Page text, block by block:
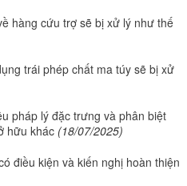
hàng cứu trợ sẽ bị xử lý như thế
trái phép chất ma túy sẽ bị xử
pháp lý đặc trưng và phân biệt
hữu khác (18/07/2025)
điều kiện và kiến nghị hoàn thiện